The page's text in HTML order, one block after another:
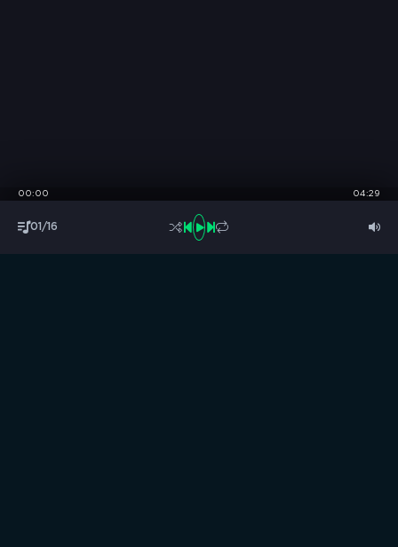
01/16
00:00 04:29